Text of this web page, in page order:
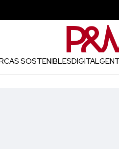
SOSTENIBLESDIGITAL